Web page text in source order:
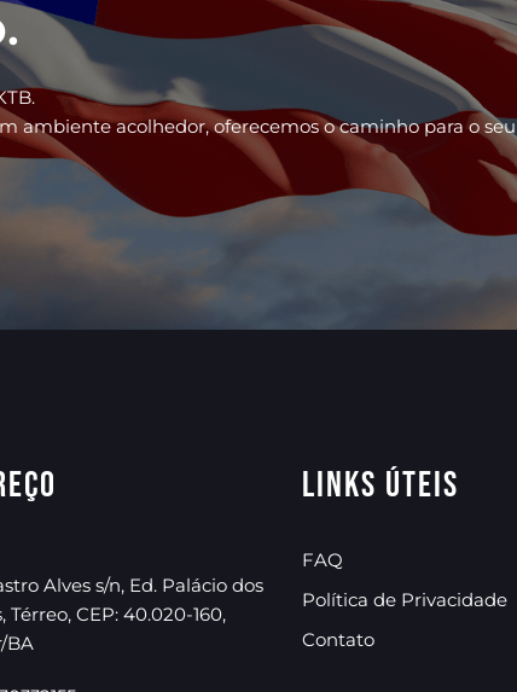
ambiente acolhedor, oferecemos o caminho para o seu
Alves s/n, Ed. Palácio dos
Térreo, CEP: 40.020-160,
BA
Links úteis
FAQ
Política de Privacidade
Contato